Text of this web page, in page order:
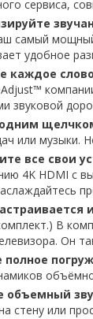
сервиса,
самый мощный
удобное
каждое
звуковой
или музыки.
все свои
4K HDMI с
В
Он
полное
объемный
стену или